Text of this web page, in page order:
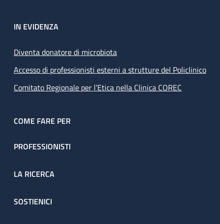
IN EVIDENZA
Diventa donatore di microbiota
Accesso di professionisti esterni a strutture del Policlinico
Comitato Regionale per l’Etica nella Clinica COREC
COME FARE PER
PROFESSIONISTI
LA RICERCA
SOSTIENICI